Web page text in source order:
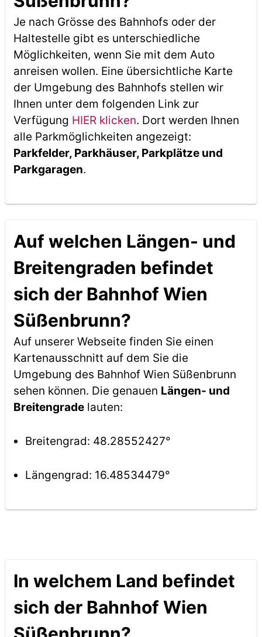
Je nach Grösse des Bahnhofs oder der
Haltestelle gibt es unterschiedliche
Möglichkeiten, wenn Sie mit dem Auto
anreisen wollen. Eine übersichtliche Karte
der Umgebung des Bahnhofs stellen wir
Ihnen unter dem folgenden Link zur
Verfügung HIER klicken. Dort werden Ihnen
alle Parkmöglichkeiten angezeigt:
Parkfelder, Parkhäuser, Parkplätze und
Parkgaragen.
Auf welchen Längen- und
Breitengraden befindet
sich der Bahnhof Wien
Süßenbrunn?
Auf unserer Webseite finden Sie einen
Kartenausschnitt auf dem Sie die
Umgebung des Bahnhof Wien Süßenbrunn
sehen können. Die genauen Längen- und
Breitengradelauten:
Breitengrad: 48.28552427°
Längengrad: 16.48534479°
In welchem Land befindet
sich der Bahnhof Wien